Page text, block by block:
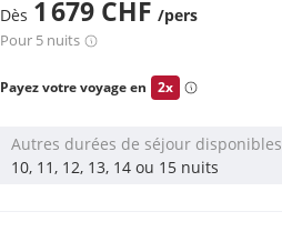
Dès 1 679 CHF /pers
Pour 5 nuits
Payez votre voyage en 2x
Autres durées de séjour disponibles
10, 11, 12, 13, 14 ou 15 nuits